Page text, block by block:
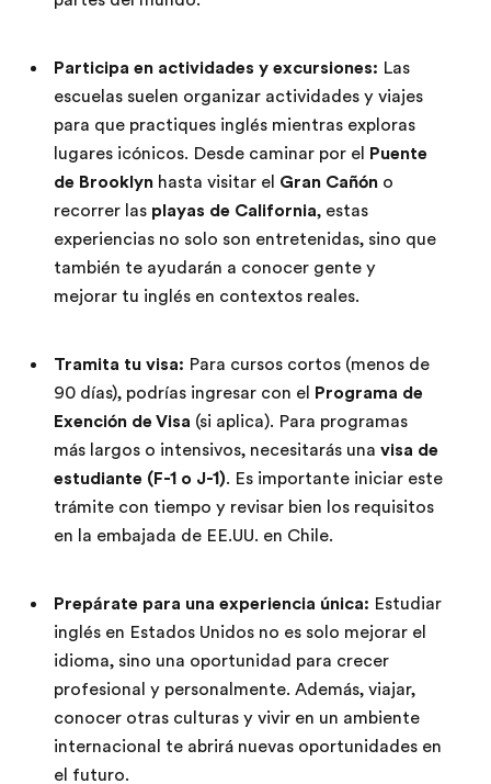
Participa en actividades y excursiones: Las
escuelas suelen organizar actividades y viajes
para que practiques inglés mientras exploras
lugares icónicos. Desde caminar por el Puente
de Brooklyn hasta visitar el Gran Cañón o
recorrer las playas de California, estas
experiencias no solo son entretenidas, sino que
también te ayudarán a conocer gente y
mejorar tu inglés en contextos reales.
Tramita tu visa: Para cursos cortos (menos de
90 días), podrías ingresar con el Programa de
Exención de Visa (si aplica). Para programas
más largos o intensivos, necesitarás una visa de
estudiante (F-1 o J-1). Es importante iniciar este
trámite con tiempo y revisar bien los requisitos
en la embajada de EE.UU. en Chile.
Prepárate para una experiencia única: Estudiar
inglés en Estados Unidos no es solo mejorar el
idioma, sino una oportunidad para crecer
profesional y personalmente. Además, viajar,
conocer otras culturas y vivir en un ambiente
internacional te abrirá nuevas oportunidades en
el futuro.